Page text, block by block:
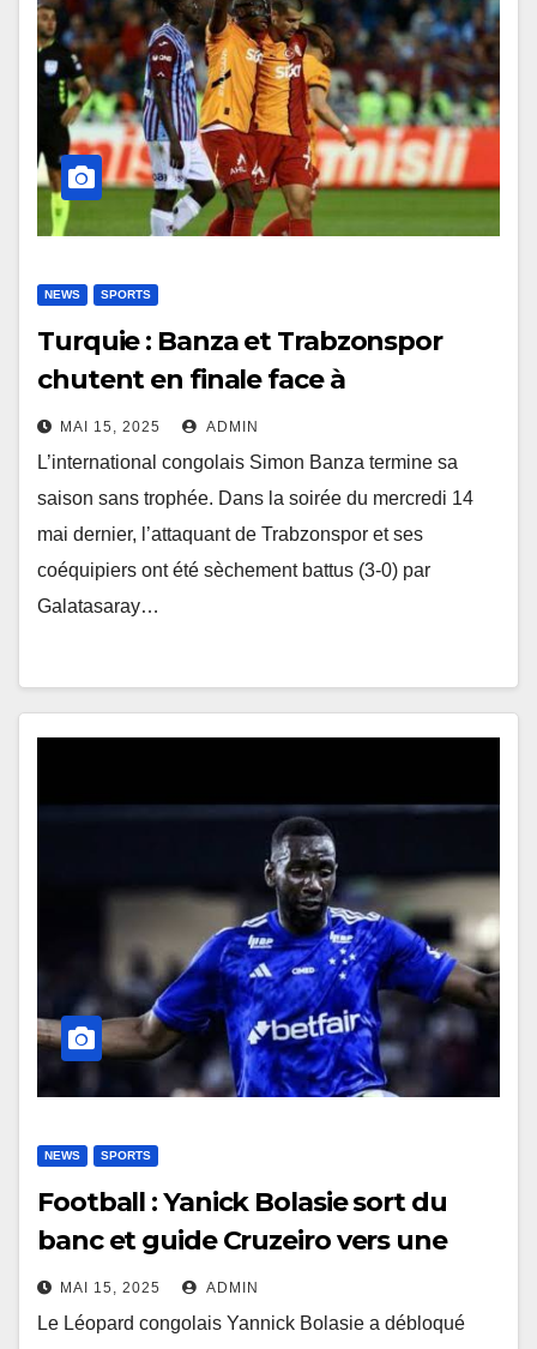
NEWS SPORTS
Turquie : Banza et Trabzonspor
chutent en finale face à
Galatasaray (3-0)
MAI 15, 2025 ADMIN
L’international congolais Simon Banza termine sa
saison sans trophée. Dans la soirée du mercredi 14
mai dernier, l’attaquant de Trabzonspor et ses
coéquipiers ont été sèchement battus (3-0) par
Galatasaray…
NEWS SPORTS
Football : Yanick Bolasie sort du
banc et guide Cruzeiro vers une
victoire contre Palestino (2-1)
MAI 15, 2025 ADMIN
Le Léopard congolais Yannick Bolasie a débloqué